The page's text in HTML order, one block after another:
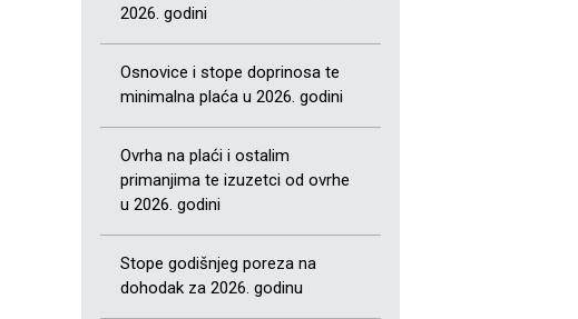
2026. godini
Osnovice i stope doprinosa te
minimalna plaća u 2026. godini
Ovrha na plaći i ostalim
primanjima te izuzetci od ovrhe
u 2026. godini
Stope godišnjeg poreza na
dohodak za 2026. godinu